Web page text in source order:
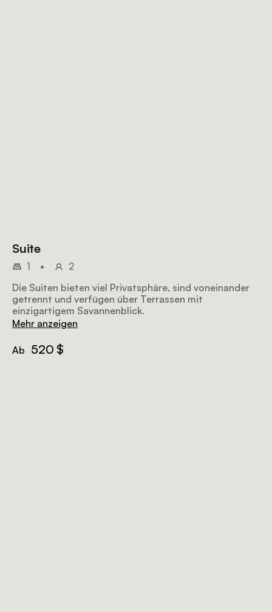
Suite
1 •
2
Die Suiten bieten viel Privatsphäre, sind voneinander
getrennt und verfügen über Terrassen mit
einzigartigem Savannenblick.
Mehr anzeigen
Ab 520 $